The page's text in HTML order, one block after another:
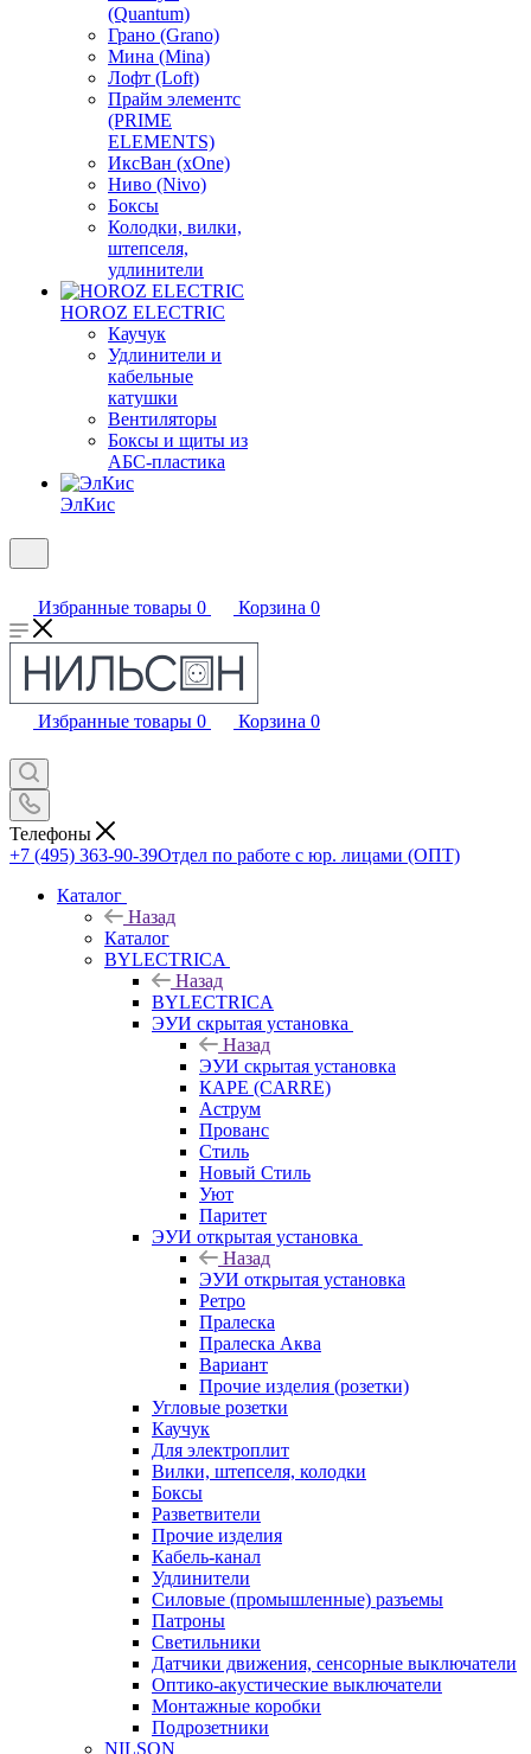
(Quantum)
Грано (Grano)
Мина (Mina)
Лофт (Loft)
Прайм элементс
(PRIME
ELEMENTS)
ИксВан (xOne)
Ниво (Nivo)
Боксы
Колодки, вилки,
штепселя,
удлинители
HOROZ ELECTRIC
Каучук
Удлинители и
кабельные
катушки
Вентиляторы
Боксы и щиты из
АБС-пластика
ЭлКис
Избранные товары 0 Корзина 0
Избранные товары 0 Корзина 0
Телефоны
+7 (495) 363-90-39Отдел по работе с юр. лицами (ОПТ)
Каталог
Назад
Каталог
BYLECTRICA
Назад
BYLECTRICA
ЭУИ скрытая установка
Назад
ЭУИ скрытая установка
КАРЕ (CARRE)
Аструм
Прованс
Стиль
Новый Стиль
Уют
Паритет
ЭУИ открытая установка
Назад
ЭУИ открытая установка
Ретро
Пралеска
Пралеска Аква
Вариант
Прочие изделия (розетки)
Угловые розетки
Каучук
Для электроплит
Вилки, штепселя, колодки
Боксы
Разветвители
Прочие изделия
Кабель-канал
Удлинители
Силовые (промышленные) разъемы
Патроны
Светильники
Датчики движения, сенсорные выключатели
Оптико-акустические выключатели
Монтажные коробки
Подрозетники
NILSON